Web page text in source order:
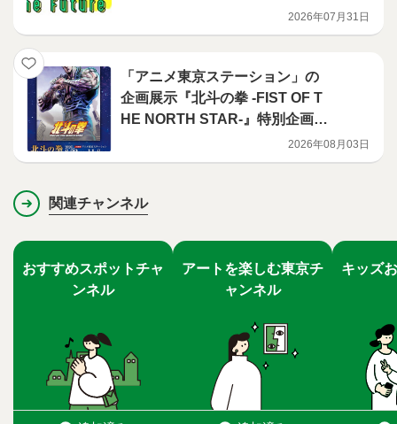
2026年07月31日
「アニメ東京ステーション」の
企画展示『北斗の拳 -FIST OF T
HE NORTH STAR-』特別企画展
2026年08月03日
関連チャンネル